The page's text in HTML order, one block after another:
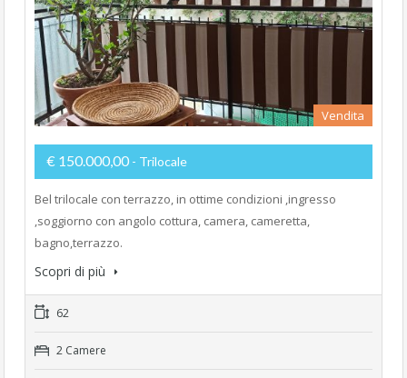
Vendita
€ 150.000,00 - Trilocale
Bel trilocale con terrazzo, in ottime condizioni ,ingresso
,soggiorno con angolo cottura, camera, cameretta,
bagno,terrazzo.
Scopri di più
62
2 Camere